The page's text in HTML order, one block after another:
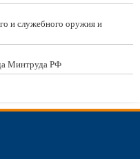
и служебного оружия и
Минтруда РФ